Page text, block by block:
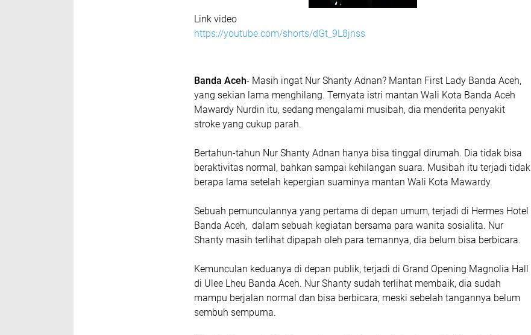
Link video
https://youtube.com/shorts/dGt_9L8jnss
Banda Aceh- Masih ingat Nur Shanty Adnan? Mantan First Lady Banda Aceh,
yang sekian lama menghilang. Ternyata istri mantan Wali Kota Banda Aceh
Mawardy Nurdin itu, sedang mengalami musibah, dia menderita penyakit
stroke yang cukup parah.
Bertahun-tahun Nur Shanty Adnan hanya bisa tinggal dirumah. Dia tidak bisa
beraktivitas normal, bahkan sampai kehilangan suara. Musibah itu terjadi tidak
berapa lama setelah kepergian suaminya mantan Wali Kota Mawardy.
Sebuah pemunculannya yang pertama di depan umum, terjadi di Hermes Hotel
Banda Aceh, dalam sebuah kegiatan bersama para wanita sosialita. Nur
Shanty masih terlihat dipapah oleh para temannya, dia belum bisa berbicara.
Kemunculan keduanya di depan publik, terjadi di Grand Opening Magnolia Hall
di Ulee Lheu Banda Aceh. Nur Shanty sudah terlihat membaik, dia sudah
mampu berjalan normal dan bisa berbicara, meski sebelah tangannya belum
sembuh sempurna.